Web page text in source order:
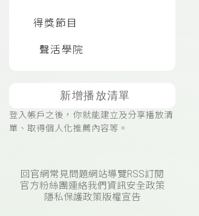
得獎節目
聲活學院
新增播放清單
登入帳戶之後，你就能建立及分享播放清
單、取得個人化推薦內容等。
回官網常見問題網站導覽RSS訂閱
官方粉絲團連絡我們 資訊安全政策
隱私保護政策版權宣告